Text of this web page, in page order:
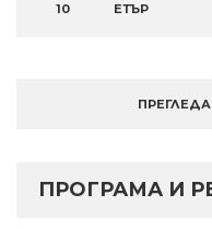
10 ЕТЪР
ПРОГРАМА И